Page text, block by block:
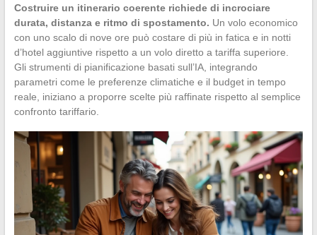
Costruire un itinerario coerente richiede di incrociare
durata, distanza e ritmo di spostamento. Un volo economico
con uno scalo di nove ore può costare di più in fatica e in notti
d’hotel aggiuntive rispetto a un volo diretto a tariffa superiore.
Gli strumenti di pianificazione basati sull’IA, integrando
parametri come le preferenze climatiche e il budget in tempo
reale, iniziano a proporre scelte più raffinate rispetto al semplice
confronto tariffario.